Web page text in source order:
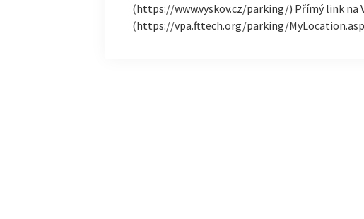
(https://www.vyskov.cz/parking/) Přímý link na
(https://vpa.fttech.org/parking/